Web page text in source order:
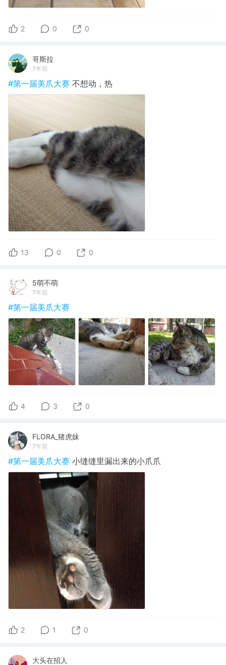
2 0 0
哥斯拉
7年前
#第一届美爪大赛 不想动，热
13 0 0
5萌不萌
7年前
#第一届美爪大赛
4 3 0
FLORA_猪虎妹
7年前
#第一届美爪大赛 小缝缝里漏出来的小爪爪
2 1 0
大头在招人